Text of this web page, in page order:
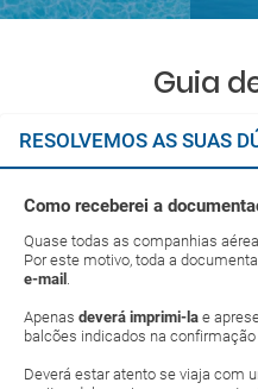
Guia
RESOLVEMOS AS SUAS
Como receberei a
Quase todas as companhias
Por este motivo, toda a
e-mail .
Apenas deverá imprimi-la e
balcões indicados na confirmação
Deverá estar atento se viaja com